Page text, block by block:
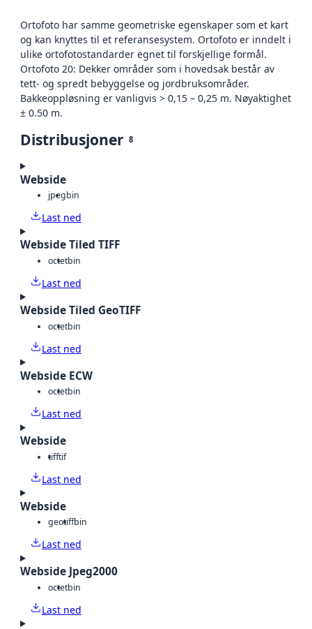
Ortofoto har samme geometriske egenskaper som et kart
og kan knyttes til et referansesystem. Ortofoto er inndelt i
ulike ortofotostandarder egnet til forskjellige formål.
Ortofoto 20: Dekker områder som i hovedsak består av
tett- og spredt bebyggelse og jordbruksområder.
Bakkeoppløsning er vanligvis > 0,15 – 0,25 m. Nøyaktighet
± 0.50 m.
Distribusjoner 8
Webside
jpegbin
Last ned
Webside Tiled TIFF
octetbin
Last ned
Webside Tiled GeoTIFF
octetbin
Last ned
Webside ECW
octetbin
Last ned
Webside
tifftif
Last ned
Webside
geotiffbin
Last ned
Webside Jpeg2000
octetbin
Last ned